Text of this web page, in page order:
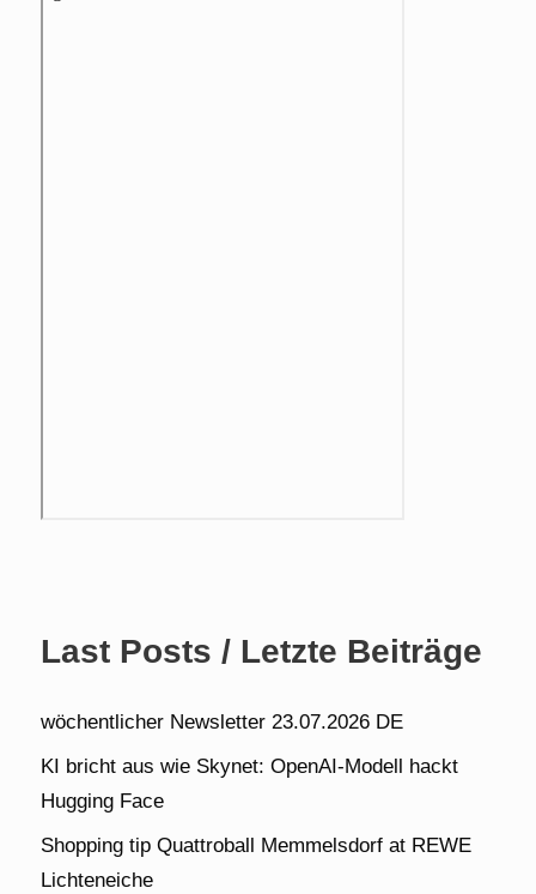
Last Posts / Letzte Beiträge
wöchentlicher Newsletter 23.07.2026 DE
KI bricht aus wie Skynet: OpenAI-Modell hackt
Hugging Face
Shopping tip Quattroball Memmelsdorf at REWE
Lichteneiche